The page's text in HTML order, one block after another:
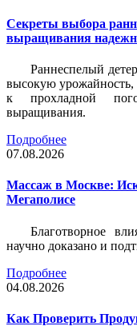
Секреты выбора
выращивания
Раннеспелый
высокую урожайность,
к прохладной
выращивания.
Подробнее
07.08.2026
Массаж в Москве:
Мегаполисе
Благотворное
научно доказано и
Подробнее
04.08.2026
Как Проверить